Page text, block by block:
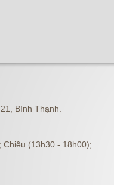
Bình Thạnh.
(13h30 - 18h00);